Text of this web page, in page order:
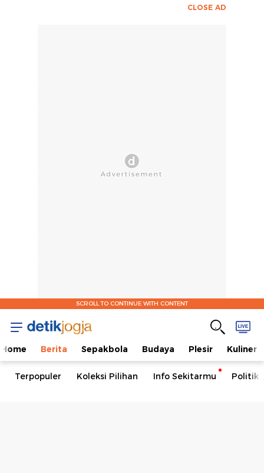
CLOSE AD
SCROLL TO CONTINUE WITH CONTENT
Home Berita Sepakbola Budaya Plesir Kuliner
Terpopuler Koleksi Pilihan Info Sekitarmu Politik